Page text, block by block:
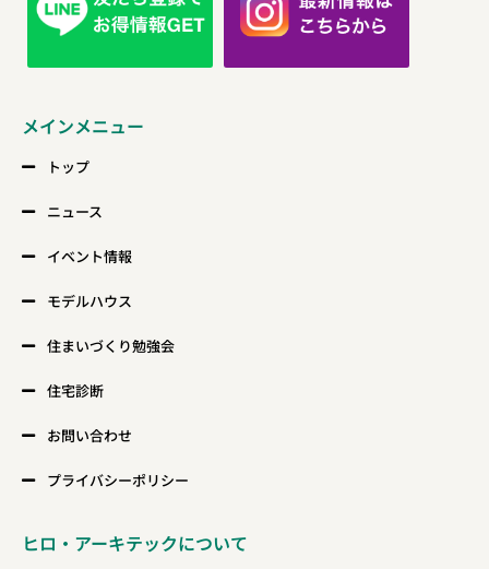
メインメニュー
トップ
ニュース
イベント情報
モデルハウス
住まいづくり勉強会
住宅診断
お問い合わせ
プライバシーポリシー
ヒロ・アーキテックについて